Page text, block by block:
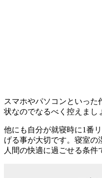
スマホやパソコンといった
状なのでなるべく控えまし
他にも自分が就寝時に1番
げる事が大切です。寝室の
人間の快適に過ごせる条件